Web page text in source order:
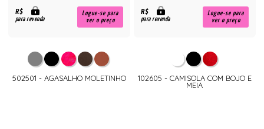
R$
para revenda
Logue-se para
ver o preço
502501 - AGASALHO MOLETINHO
R$
para revenda
Logue-se para
ver o preço
102605 - CAMISOLA COM BOJO E
MEIA